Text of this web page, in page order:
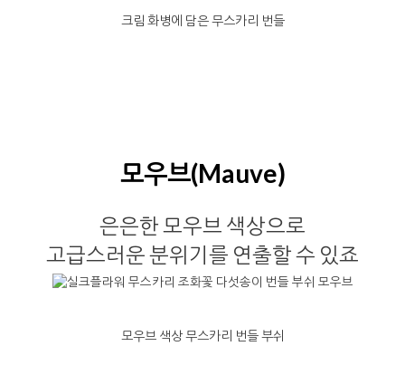
크림 화병에 담은 무스카리 번들
모우브(Mauve)
은은한 모우브 색상으로
고급스러운 분위기를 연출할 수 있죠
모우브 색상 무스카리 번들 부쉬